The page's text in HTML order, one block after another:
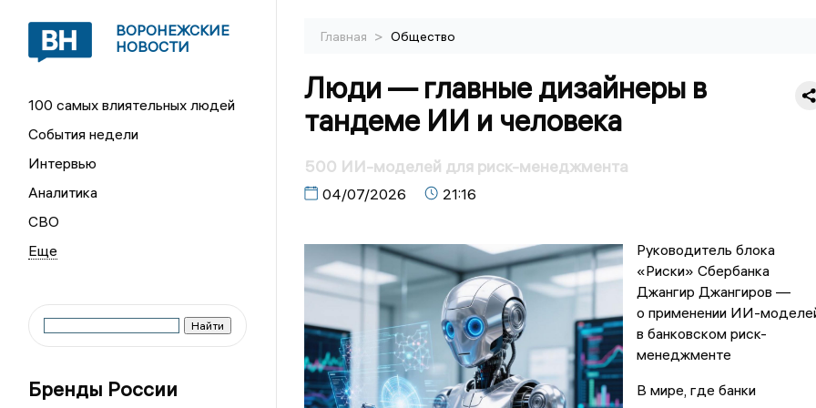
ВОРОНЕЖСКИЕ
НОВОСТИ
100 самых влиятельных людей
События недели
Интервью
Аналитика
СВО
Бренды России
Главная > Общество
Люди — главные дизайнеры в
тандеме ИИ и человека
500 ИИ-моделей для риск-менеджмента
04/07/2026 21:16
Руководитель блока
«Риски» Сбербанка
Джангир Джангиров —
о применении ИИ-
в банковском риск-
менеджменте
В мире, где банки